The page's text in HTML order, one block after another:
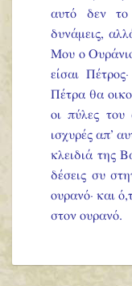
αυτό δεν
δυνάμεις,
Μου ο
είσαι
Πέτρα θα
οι πύλες
ισχυρές απ’
κλειδιά της
δέσεις συ
ουρανό· και
στον ουρανό.